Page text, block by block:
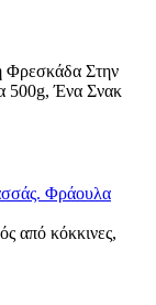
Φρεσκάδα Στην
500g, Ένα Σνακ